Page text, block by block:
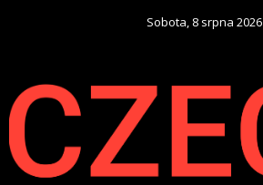
Sobota, 8 srpna 2026